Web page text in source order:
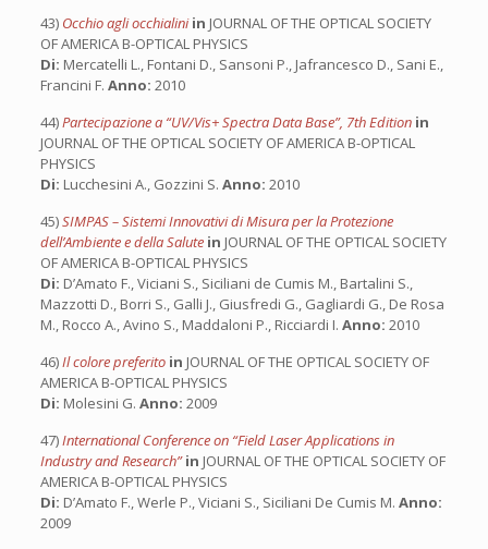
43) Occhio agli occhialiniin JOURNAL OF THE OPTICAL SOCIETY
OF AMERICA B-OPTICAL PHYSICS
Di: Mercatelli L., Fontani D., Sansoni P., Jafrancesco D., Sani E.,
Francini F. Anno: 2010
44)Partecipazione a “UV/Vis+ Spectra Data Base”, 7th Edition in
JOURNAL OF THE OPTICAL SOCIETY OF AMERICA B-OPTICAL
PHYSICS
Di: Lucchesini A., Gozzini S. Anno: 2010
45)SIMPAS – Sistemi Innovativi di Misura per la Protezione
dell’Ambiente e della Salute in JOURNAL OF THE OPTICAL SOCIETY
OF AMERICA B-OPTICAL PHYSICS
Di: D’Amato F., Viciani S., Siciliani de Cumis M., Bartalini S.,
Mazzotti D., Borri S., Galli J., Giusfredi G., Gagliardi G., De Rosa
M., Rocco A., Avino S., Maddaloni P., Ricciardi I. Anno: 2010
46)Il colore preferito in JOURNAL OF THE OPTICAL SOCIETY OF
AMERICA B-OPTICAL PHYSICS
Di: Molesini G. Anno: 2009
47)International Conference on “Field Laser Applications in
Industry and Research”in JOURNAL OF THE OPTICAL SOCIETY OF
AMERICA B-OPTICAL PHYSICS
Di: D’Amato F., Werle P., Viciani S., Siciliani De Cumis M. Anno:
2009